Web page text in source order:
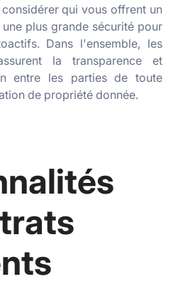
qui vous offrent un
plus grande sécurité pour
Dans l'ensemble, les
la transparence et
entre les parties de toute
de propriété donnée.